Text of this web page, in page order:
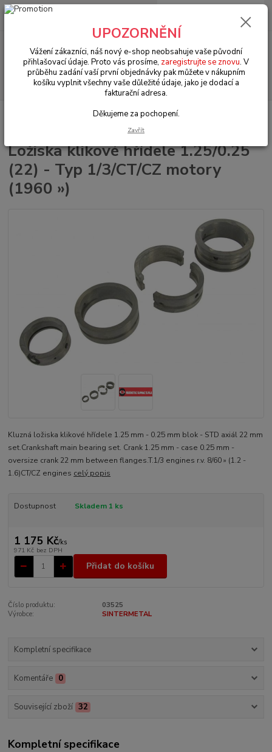
Menu
Hledat
+420 602 330 329
0 Kč
VW Transporter T.25 (1979 » 92)
Motorové díly (Engine parts)
Ložiska klikové hřídele 1.25/0.25
(22) - Typ 1/3/CT/CZ motory
(1960 »)
Kluzná ložiska klikové hřídele 1.25 mm - 0.25 mm blok - STD axiál 22 mm
set.Crankshaft main bearing set. Crank 1.25 mm - case 0.25 mm -
oversize crank 22 mm between flanges.T.1/3 engines r.v. 8/60 » (1.2 -
1.6)CT/CZ engines celý popis
Dostupnost Skladem 1 ks
1 175 Kč/ks
971 Kč bez DPH
Přidat do košíku
Číslo produktu:
03525
Výrobce:
SINTERMETAL
Kompletní specifikace
Komentáře 0
Související zboží 32
Kompletní specifikace
UPOZORNĚNÍ
Vážení zákazníci, náš nový e-shop neobsahuje vaše původní
přihlašovací údaje. Proto vás prosíme, zaregistrujte se znovu. V
průběhu zadání vaší první objednávky pak můžete v nákupním
košíku vyplnit všechny vaše důležité údaje, jako je dodací a
fakturační adresa.
Děkujeme za pochopení.
Zavřít